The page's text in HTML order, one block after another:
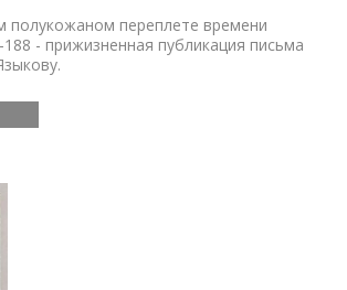
полукожаном переплете времени
188 - прижизненная публикация письма